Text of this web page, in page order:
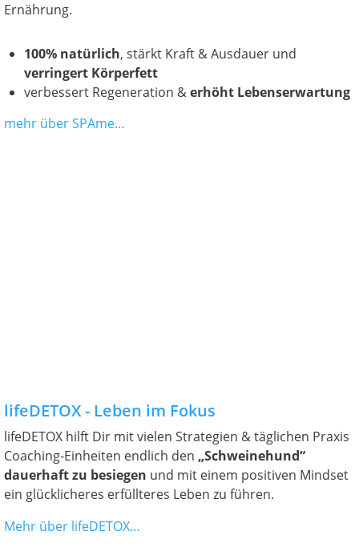
Ernährung.
100% natürlich, stärkt Kraft & Ausdauer und
verringert Körperfett
verbessert Regeneration &erhöht Lebenserwartung
mehr über SPAme…
lifeDETOX - Leben im Fokus
lifeDETOX hilft Dir mit vielen Strategien & täglichen Praxis
Coaching-Einheiten endlich den „Schweinehund“
dauerhaft zu besiegen und mit einem positiven Mindset
ein glücklicheres erfüllteres Leben zu führen.
Mehr über lifeDETOX…